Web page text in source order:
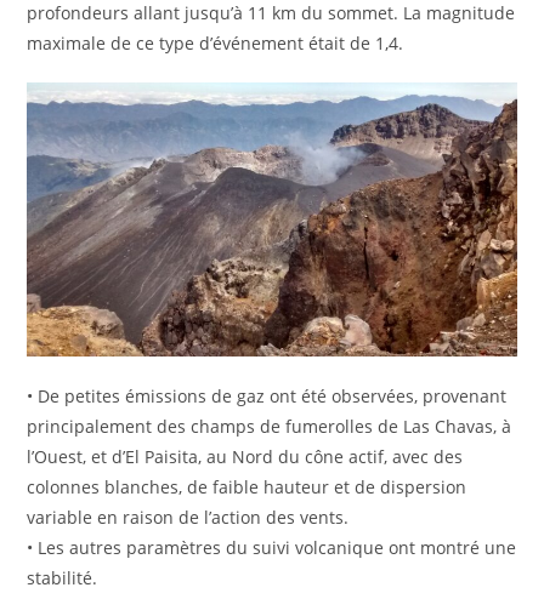
profondeurs allant jusqu’à 11 km du sommet. La magnitude
maximale de ce type d’événement était de 1,4.
• De petites émissions de gaz ont été observées, provenant
principalement des champs de fumerolles de Las Chavas, à
l’Ouest, et d’El Paisita, au Nord du cône actif, avec des
colonnes blanches, de faible hauteur et de dispersion
variable en raison de l’action des vents.
• Les autres paramètres du suivi volcanique ont montré une
stabilité.